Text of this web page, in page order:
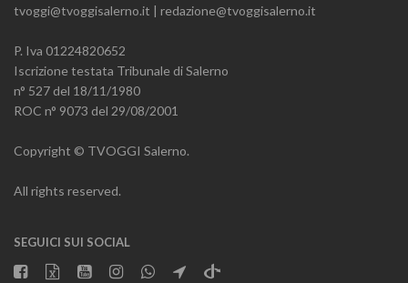
tvoggi@tvoggisalerno.it | redazione@tvoggisalerno.it
P. Iva 01224820652
Iscrizione testata Tribunale di Salerno
n° 527 del 18/11/1980
ROC n° 9073 del 29/08/2001
Copyright © TVOGGI Salerno.
All rights reserved.
SEGUICI SUI SOCIAL